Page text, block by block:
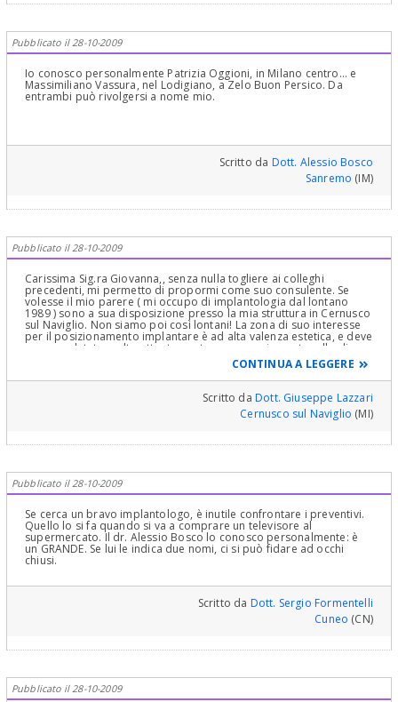
Pubblicato il 28-10-2009
Io conosco personalmente Patrizia Oggioni, in Milano centro... e
Massimiliano Vassura, nel Lodigiano, a Zelo Buon Persico. Da
entrambi può rivolgersi a nome mio.
Scritto da Dott. Alessio Bosco
Sanremo (IM)
Pubblicato il 28-10-2009
Carissima Sig.ra Giovanna,, senza nulla togliere ai colleghi
precedenti, mi permetto di propormi come suo consulente. Se
volesse il mio parere ( mi occupo di implantologia dal lontano
1989 ) sono a sua disposizione presso la mia struttura in Cernusco
sul Naviglio. Non siamo poi così lontani! La zona di suo interesse
per il posizionamento implantare è ad alta valenza estetica, e deve
essere valutata molto attentamente con un serio protocollo di
indagine sia clinico che radiografico. La invito a leggere la mia
nelle pagine di Cernusco
sul Naviglio. Rimango a sua disposizione anche per eventuali
chiarimenti via mail. Cordiali saluti G.Lazzari
CONTINUA A LEGGERE
Scritto daDott. Giuseppe Lazzari
Cernusco sul Naviglio (MI)
Pubblicato il 28-10-2009
Se cerca un bravo implantologo, è inutile confrontare i preventivi.
Quello lo si fa quando si va a comprare un televisore al
supermercato. Il dr. Alessio Bosco lo conosco personalmente: è
un GRANDE. Se lui le indica due nomi, ci si può fidare ad occhi
chiusi.
Scritto da Dott. Sergio Formentelli
Cuneo (CN)
Pubblicato il 28-10-2009